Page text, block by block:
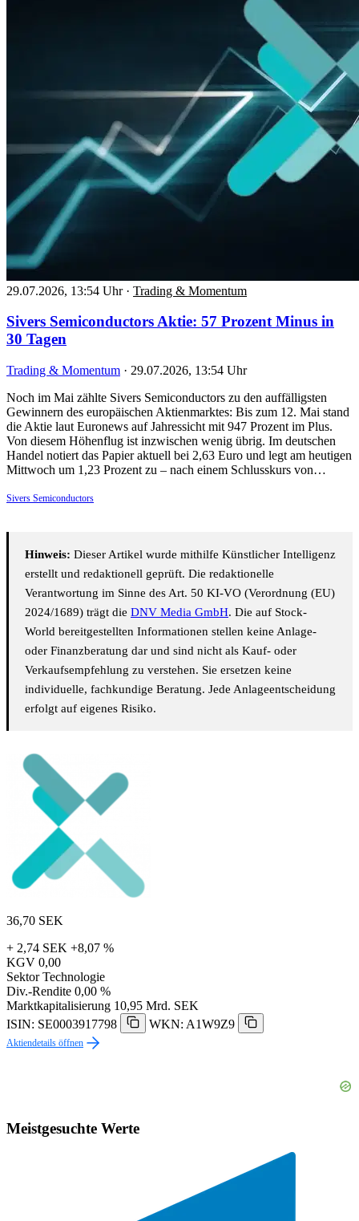
29.07.2026, 13:54 Uhr · Trading & Momentum
Sivers Semiconductors Aktie: 57 Prozent Minus in
30 Tagen
Trading & Momentum · 29.07.2026, 13:54 Uhr
Noch im Mai zählte Sivers Semiconductors zu den auffälligsten
Gewinnern des europäischen Aktienmarktes: Bis zum 12. Mai stand
die Aktie laut Euronews auf Jahressicht mit 947 Prozent im Plus.
Von diesem Höhenflug ist inzwischen wenig übrig. Im deutschen
Handel notiert das Papier aktuell bei 2,63 Euro und legt am heutigen
Mittwoch um 1,23 Prozent zu – nach einem Schlusskurs von…
Sivers Semiconductors
Hinweis: Dieser Artikel wurde mithilfe Künstlicher Intelligenz
erstellt und redaktionell geprüft. Die redaktionelle
Verantwortung im Sinne des Art. 50 KI-VO (Verordnung (EU)
2024/1689) trägt die DNV Media GmbH. Die auf Stock-
World bereitgestellten Informationen stellen keine Anlage-
oder Finanzberatung dar und sind nicht als Kauf- oder
Verkaufsempfehlung zu verstehen. Sie ersetzen keine
individuelle, fachkundige Beratung. Jede Anlageentscheidung
erfolgt auf eigenes Risiko.
36,70 SEK
+ 2,74 SEK +8,07 %
KGV 0,00
Sektor Technologie
Div.-Rendite 0,00 %
Marktkapitalisierung 10,95 Mrd. SEK
ISIN: SE0003917798
WKN: A1W9Z9
Aktiendetails öffnen
Meistgesuchte Werte